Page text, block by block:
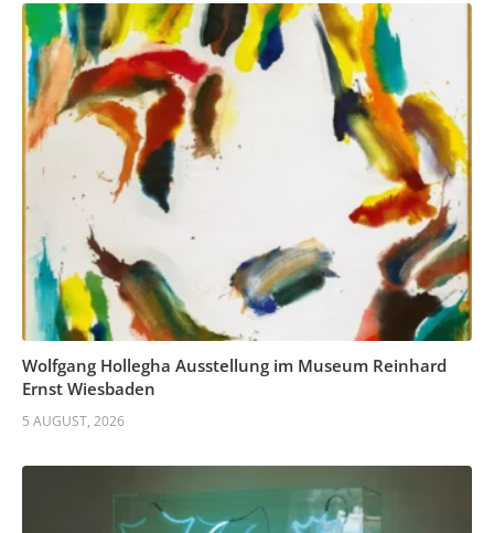
Wolfgang Hollegha Ausstellung im Museum Reinhard
Ernst Wiesbaden
5 AUGUST, 2026